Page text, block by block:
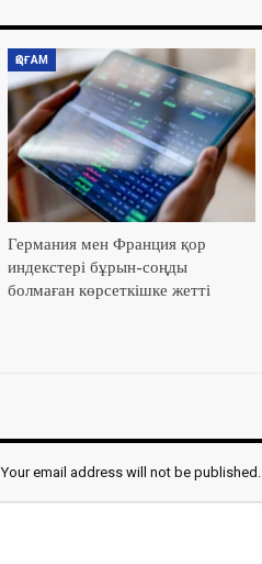
ҚОҒАМ
Германия мен Франция қор
индекстері бұрын-соңды
болмаған көрсеткішке жетті
Your email address will not be published.